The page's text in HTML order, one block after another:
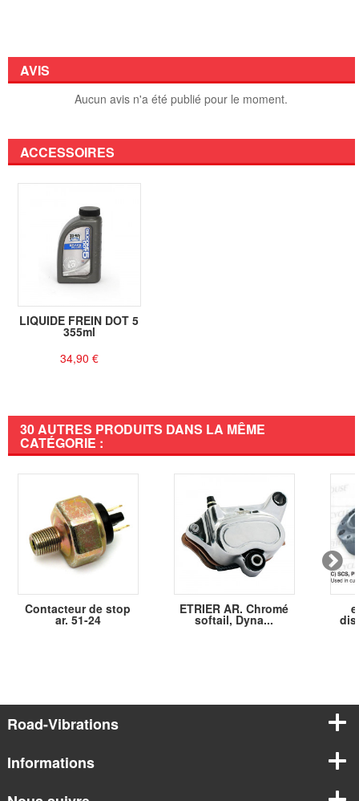
AVIS
Aucun avis n'a été publié pour le moment.
ACCESSOIRES
LIQUIDE FREIN DOT 5
355ml
34,90 €
30 AUTRES PRODUITS DANS LA MÊME
CATÉGORIE :
Contacteur de stop
ar. 51-24
ETRIER AR. Chromé
softail, Dyna...
Road-Vibrations
Informations